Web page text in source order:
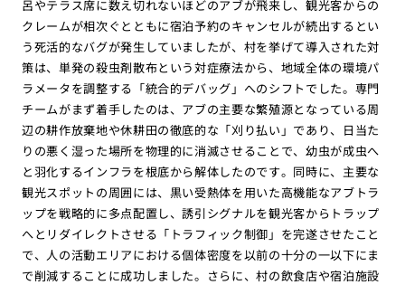
呂やテラス席に数え切れないほどのアブが飛来し、観光客からの
クレームが相次ぐとともに宿泊予約のキャンセルが続出するとい
う死活的なバグが発生していましたが、村を挙げて導入された対
策は、単発の殺虫剤散布という対症療法から、地域全体の環境パ
ラメータを調整する「統合的デバッグ」へのシフトでした。専門
チームがまず着手したのは、アブの主要な繁殖源となっている周
辺の耕作放棄地や休耕田の徹底的な「刈り払い」であり、日当た
りの悪く湿った場所を物理的に消滅させることで、幼虫が成虫へ
と羽化するインフラを根底から解体したのです。同時に、主要な
観光スポットの周囲には、黒い受熱体を用いた高機能なアブトラ
ップを戦略的に多点配置し、誘引シグナルを観光客からトラップ
へとリダイレクトさせる「トラフィック制御」を完遂させたこと
で、人の活動エリアにおける個体密度を以前の十分の一以下にま
で削減することに成功しました。さらに、村の飲食店や宿泊施設